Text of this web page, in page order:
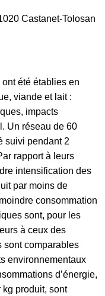
Castanet-Tolosan
été établies en
viande et lait :
impacts
Un réseau de 60
suivi pendant 2
rapport à leurs
intensification des
par moins de
consommation
sont, pour les
à ceux des
sont comparables
environnementaux
d’énergie,
kg produit, sont